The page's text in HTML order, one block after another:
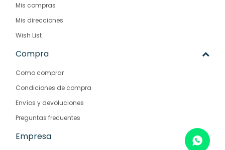
Mis compras
Mis direcciones
Wish List
Compra
Como comprar
Condiciones de compra
Envíos y devoluciones
Preguntas frecuentes
Empresa